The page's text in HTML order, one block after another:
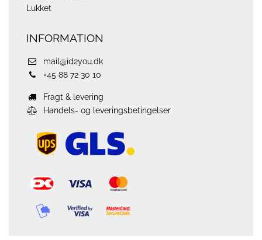
Lukket
INFORMATION
mail@id2you.dk
+45 88 72 30 10
Fragt & levering
Handels- og leveringsbetingelser
ups
logo